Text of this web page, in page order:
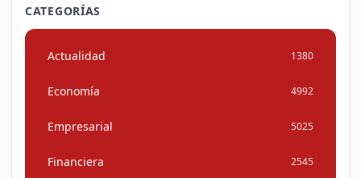
CATEGORÍAS
Actualidad 1380
Economía 4992
Empresarial 5025
Financiera 2545